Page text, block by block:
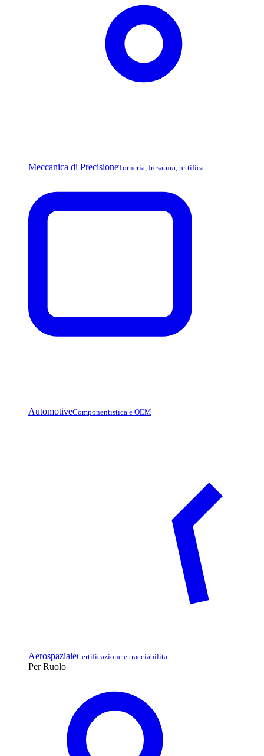
Meccanica di PrecisioneTorneria, fresatura, rettifica
AutomotiveComponentistica e OEM
AerospazialeCertificazione e tracciabilita
Per Ruolo